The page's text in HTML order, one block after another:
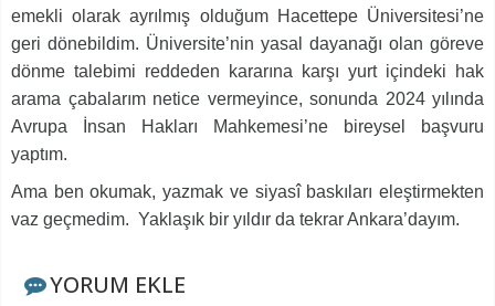
emekli olarak ayrılmış olduğum Hacettepe Üniversitesi’ne
geri dönebildim. Üniversite’nin yasal dayanağı olan göreve
dönme talebimi reddeden kararına karşı yurt içindeki hak
arama çabalarım netice vermeyince, sonunda 2024 yılında
Avrupa İnsan Hakları Mahkemesi’ne bireysel başvuru
yaptım.
Ama ben okumak, yazmak ve siyasî baskıları eleştirmekten
vaz geçmedim. Yaklaşık bir yıldır da tekrar Ankara’dayım.
YORUM EKLE